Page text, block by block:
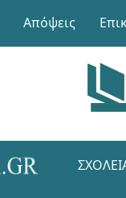
Απόψεις